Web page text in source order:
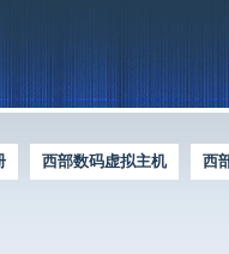
西部数码虚拟主机
西